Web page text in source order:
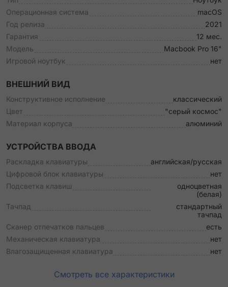
Операционная система
macOS
Год релиза
2021
Гарантия
12 мес.
Модель
Macbook Pro 16"
Игровой ноутбук
нет
ВНЕШНИЙ ВИД
Конструктивное исполнение
классический
Цвет
"серый космос"
Материал корпуса
алюминий
УСТРОЙСТВА ВВОДА
Раскладка клавиатуры
английская/русская
Цифровой блок клавиатуры
нет
Подсветка клавиш
одноцветная
(белая)
Тачпад
стандартный
тачпад
Сканер отпечатков пальцев
есть
Механическая клавиатура
нет
Влагозащищенная клавиатура
нет
Смотреть все характеристики